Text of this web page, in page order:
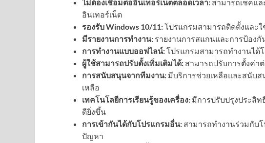
ไม่ต้องเชื่อมต่ออินเทอร์เน็ตตลอดเวลา: สามารถเช็คแ
อินเทอร์เน็ต
รองรับ Windows 10/11:โปรแกรมสามารถติดตั้งและใ
มีรายงานการทำงาน: รายงานการสแกนและการป้อง
การทำงานแบบออฟไลน์:โปรแกรมสามารถทำงานได้
ผู้ใช้สามารถปรับตั้งเพิ่มเติมได้: สามารถปรับการตั้งค่า
การสนับสนุนจากทีมงาน: มีบริการช่วยเหลือและสนับ
เหลือ
เทคโนโลยีการเรียนรู้ของเครื่อง: มีการปรับปรุงประสิท
ดียิ่งขึ้น
การเข้ากันได้กับโปรแกรมอื่น: สามารถทำงานร่วมกับ
ปัญหา